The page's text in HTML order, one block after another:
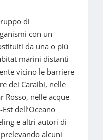
di
con un
da una o più
marini distanti
vicino le barriere
dei Caraibi, nelle
Rosso, nelle acque
dell’Oceano
e altri autori di
alcuni